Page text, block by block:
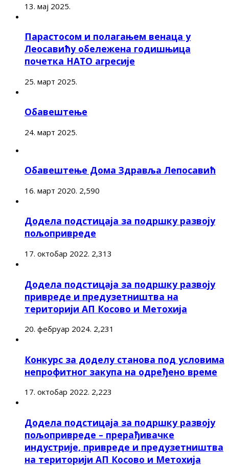
13. мај 2025.
Парастосом и полагањем венаца у
Леосавићу обележена годишњица
почетка НАТО агресије
25. март 2025.
Обавештење
24. март 2025.
Обавештење Дома Здравља Лепосавић
16. март 2020. 2,590
Додела подстицаја за подршку развоју
пољопривреде
17. октобар 2022. 2,313
Додела подстицаја за подршку развоју
привреде и предузетништва на
територији АП Косово и Метохија
20. фебруар 2024. 2,231
Конкурс за доделу станова под условима
непрофитног закупа на одређено време
17. октобар 2022. 2,223
Додела подстицаја за подршку развоју
пољопривреде – прерађивачке
индустрије, привреде и предузетништва
на територији АП Косово и Метохија